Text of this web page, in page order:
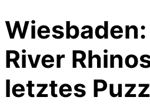
River
letztes